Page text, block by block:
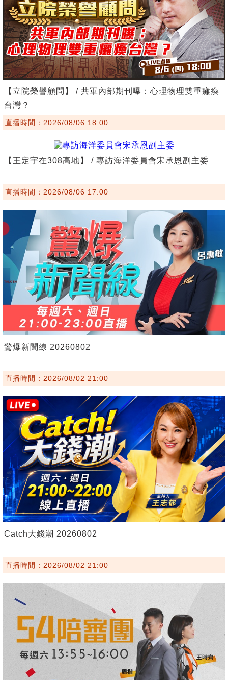
【立院榮譽顧問】 / 共軍內部期刊曝：心理物理雙重癱瘓
台灣？
直播時間：2026/08/06 18:00
【王定宇在308高地】 / 專訪海洋委員會宋承恩副主委
直播時間：2026/08/06 17:00
驚爆新聞線 20260802
直播時間：2026/08/02 21:00
Catch大錢潮 20260802
直播時間：2026/08/02 21:00